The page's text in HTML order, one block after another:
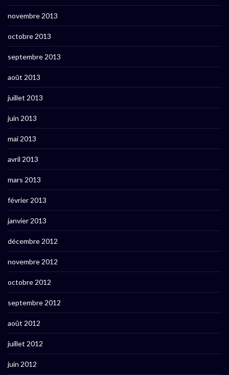
novembre 2013
octobre 2013
septembre 2013
août 2013
juillet 2013
juin 2013
mai 2013
avril 2013
mars 2013
février 2013
janvier 2013
décembre 2012
novembre 2012
octobre 2012
septembre 2012
août 2012
juillet 2012
juin 2012